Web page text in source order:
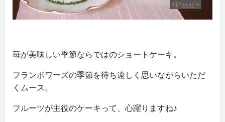
苺が美味しい季節ならではのショートケーキ。
フランボワーズの季節を待ち遠しく思いながらいただ
くムース。
フルーツが主役のケーキって、心躍りますね♪